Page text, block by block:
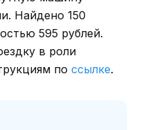
Найдено 150
595 рублей.
в роли
по ссылке.